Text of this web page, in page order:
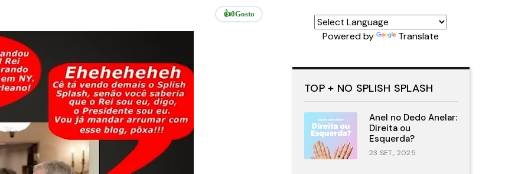
👍0Gosto
Powered by Translate
TOP + NO SPLISH SPLASH
Anel no Dedo Anelar:
Direita ou
Esquerda?
23 SET., 2025